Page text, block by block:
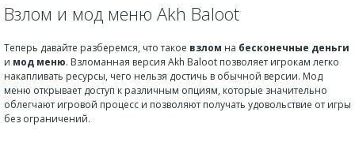
Взлом и мод меню Akh Baloot
Теперь давайте разберемся, что такое взлом на бесконечные деньги
и мод меню. Взломанная версия Akh Baloot позволяет игрокам легко
накапливать ресурсы, чего нельзя достичь в обычной версии. Мод
меню открывает доступ к различным опциям, которые значительно
облегчают игровой процесс и позволяют получать удовольствие от игры
без ограничений.